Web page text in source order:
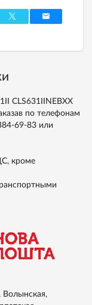
CLS631IINEBXX
по телефонам
69-83 или
кроме
Волынская,